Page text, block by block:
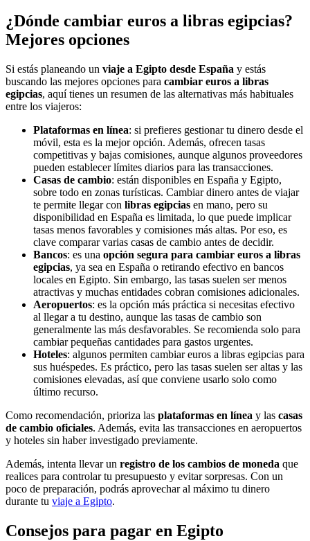
¿Dónde cambiar euros a libras egipcias?
Mejores opciones
Si estás planeando un viaje a Egipto desde España y estás
buscando las mejores opciones para cambiar euros a libras
egipcias, aquí tienes un resumen de las alternativas más habituales
entre los viajeros:
Plataformas en línea: si prefieres gestionar tu dinero desde el
móvil, esta es la mejor opción. Además, ofrecen tasas
competitivas y bajas comisiones, aunque algunos proveedores
pueden establecer límites diarios para las transacciones.
Casas de cambio: están disponibles en España y Egipto,
sobre todo en zonas turísticas. Cambiar dinero antes de viajar
te permite llegar con libras egipcias en mano, pero su
disponibilidad en España es limitada, lo que puede implicar
tasas menos favorables y comisiones más altas. Por eso, es
clave comparar varias casas de cambio antes de decidir.
Bancos: es una opción segura para cambiar euros a libras
egipcias, ya sea en España o retirando efectivo en bancos
locales en Egipto. Sin embargo, las tasas suelen ser menos
atractivas y muchas entidades cobran comisiones adicionales.
Aeropuertos: es la opción más práctica si necesitas efectivo
al llegar a tu destino, aunque las tasas de cambio son
generalmente las más desfavorables. Se recomienda solo para
cambiar pequeñas cantidades para gastos urgentes.
Hoteles: algunos permiten cambiar euros a libras egipcias para
sus huéspedes. Es práctico, pero las tasas suelen ser altas y las
comisiones elevadas, así que conviene usarlo solo como
último recurso.
Como recomendación, prioriza las plataformas en línea y las casas
de cambio oficiales. Además, evita las transacciones en aeropuertos
y hoteles sin haber investigado previamente.
Además, intenta llevar un registro de los cambios de moneda que
realices para controlar tu presupuesto y evitar sorpresas. Con un
poco de preparación, podrás aprovechar al máximo tu dinero
durante tu viaje a Egipto.
Consejos para pagar en Egipto